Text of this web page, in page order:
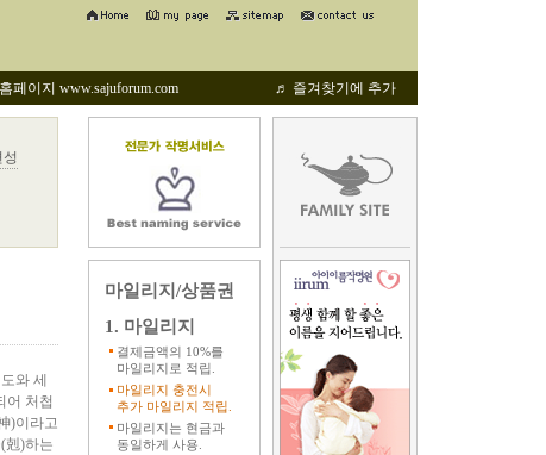
페이지 www.sajuforum.com ♬ 즐겨찾기에 추가
성
와 세
어 처첩
)이라고
剋)하는
마일리지/상품권
1. 마일리지
결제금액의 10%를
마일리지로 적립.
마일리지 충전시
추가 마일리지 적립.
마일리지는 현금과
동일하게 사용.